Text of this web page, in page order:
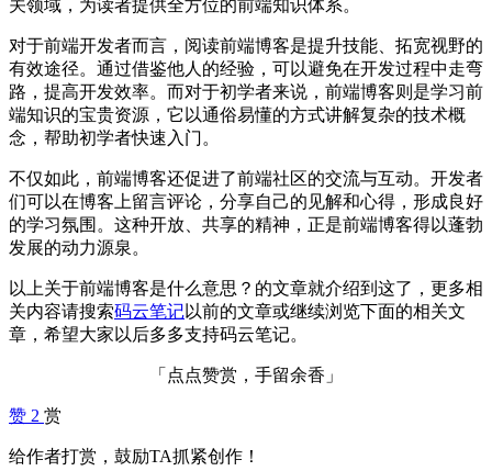
关领域，为读者提供全方位的前端知识体系。
对于前端开发者而言，阅读前端博客是提升技能、拓宽视野的
有效途径。通过借鉴他人的经验，可以避免在开发过程中走弯
路，提高开发效率。而对于初学者来说，前端博客则是学习前
端知识的宝贵资源，它以通俗易懂的方式讲解复杂的技术概
念，帮助初学者快速入门。
不仅如此，前端博客还促进了前端社区的交流与互动。开发者
们可以在博客上留言评论，分享自己的见解和心得，形成良好
的学习氛围。这种开放、共享的精神，正是前端博客得以蓬勃
发展的动力源泉。
以上关于前端博客是什么意思？的文章就介绍到这了，更多相
关内容请搜索码云笔记以前的文章或继续浏览下面的相关文
章，希望大家以后多多支持码云笔记。
「点点赞赏，手留余香」
赞 2 赏
给作者打赏，鼓励TA抓紧创作！